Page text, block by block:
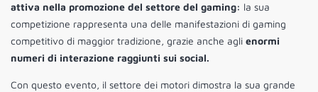
attiva nella promozione del settore del gaming: la sua
competizione rappresenta una delle manifestazioni di gaming
competitivo di maggior tradizione, grazie anche agli enormi
numeri di interazione raggiunti sui social.
Con questo evento, il settore dei motori dimostra la sua grande